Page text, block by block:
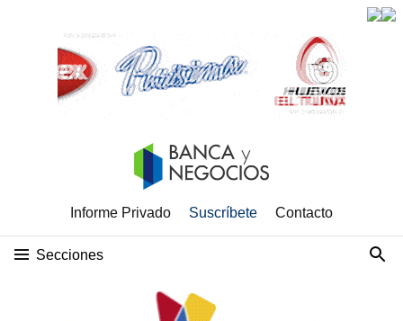
Informe Privado Suscríbete Contacto
Secciones